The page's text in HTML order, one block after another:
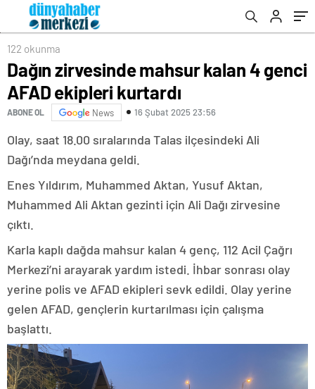
122 okunma
Dağın zirvesinde mahsur kalan 4 genci
AFAD ekipleri kurtardı
ABONE OL News 16 Şubat 2025 23:56
Olay, saat 18.00 sıralarında Talas ilçesindeki Ali
Dağı’nda meydana geldi.
Enes Yıldırım, Muhammed Aktan, Yusuf Aktan,
Muhammed Ali Aktan gezinti için Ali Dağı zirvesine
çıktı.
Karla kaplı dağda mahsur kalan 4 genç, 112 Acil Çağrı
Merkezi’ni arayarak yardım istedi. İhbar sonrası olay
yerine polis ve AFAD ekipleri sevk edildi. Olay yerine
gelen AFAD, gençlerin kurtarılması için çalışma
başlattı.